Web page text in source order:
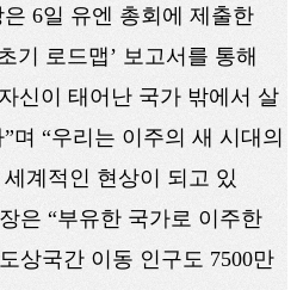
6일 유엔 총회에 제출한
기 로드맵’ 보고서를 통해
신이 태어난 국가 밖에서 살
며 “우리는 이주의 새 시대의
계적인 현상이 되고 있
은 “부유한 국가로 이주한
상국간 이동 인구도 7500만